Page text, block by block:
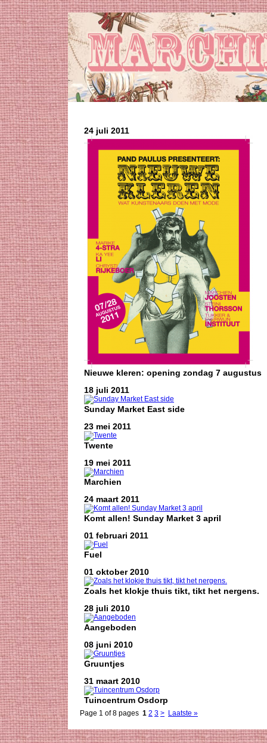
24 juli 2011
Nieuwe kleren: opening zondag 7 augustus
18 juli 2011
Sunday Market East side
23 mei 2011
Twente
19 mei 2011
Marchien
24 maart 2011
Komt allen! Sunday Market 3 april
01 februari 2011
Fuel
01 oktober 2010
Zoals het klokje thuis tikt, tikt het nergens.
28 juli 2010
Aangeboden
08 juni 2010
Gruuntjes
31 maart 2010
Tuincentrum Osdorp
Page 1 of 8 pages 1 2 3 > Laatste »